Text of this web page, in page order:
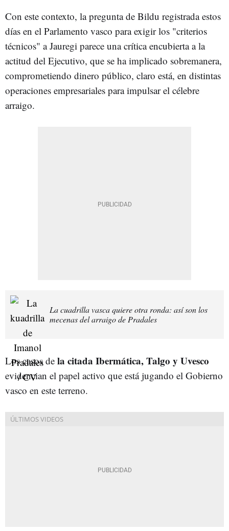
Con este contexto, la pregunta de Bildu registrada estos
días en el Parlamento vasco para exigir los "criterios
técnicos" a Jauregi parece una crítica encubierta a la
actitud del Ejecutivo, que se ha implicado sobremanera,
comprometiendo dinero público, claro está, en distintas
operaciones empresariales para impulsar el célebre
arraigo.
La cuadrilla vasca quiere otra ronda: así son los
mecenas del arraigo de Pradales
Los casos de la citada Ibermática, Talgo y Uvesco
evidencian el papel activo que está jugando el Gobierno
vasco en este terreno.